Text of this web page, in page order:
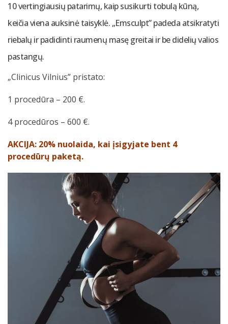
10 vertingiausių patarimų, kaip susikurti tobulą kūną,
keičia viena auksinė taisyklė. „Emsculpt” padeda atsikratyti
riebalų ir padidinti raumenų masę greitai ir be didelių valios
pastangų.
„Clinicus Vilnius” pristato:
1 procedūra – 200 €.
4 procedūros – 600 €.
AKCIJA: 20% nuolaida, kai įsigyjate bent 4
procedūrų paketą.